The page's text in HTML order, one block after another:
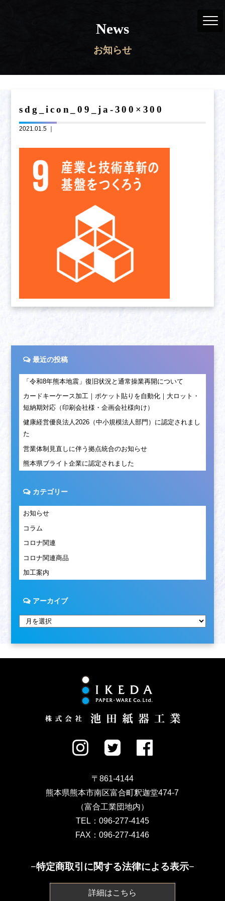
News
お知らせ
sdg_icon_09_ja-300×300
2021.01.5 ｜
最近の投稿
「令和8年熊本地震」復旧状況と通常操業再開について
カードキーケース加工｜ポケット貼りを自動化｜大ロット・
短納期対応（印刷会社様・企画会社様向け）
健康経営優良法人2026（中小規模法人部門）に認定されまし
た
営業体制見直しに伴う拠点統合のお知らせ
熊本県ブライト企業に認定されました
カテゴリー
お知らせ
コラム
コロナ関連
コロナ関連商品
加工案内
アーカイブ
〒861-4144
熊本県熊本市南区富合町釈迦堂474-7
（富合工業団地内）
TEL：096-277-4145
FAX：096-277-4146
−特定商取引に関する法律による表示−
詳細はこちら